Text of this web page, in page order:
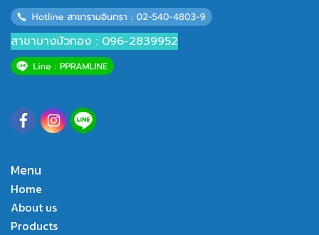
สาขาบางบัวทอง : 096-2839952
Menu
Home
About us
Products